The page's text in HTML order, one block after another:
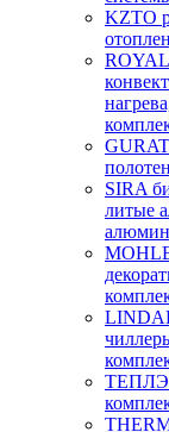
KZTO
SIRA
литые